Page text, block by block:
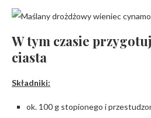
W tym czasie
ciasta
Składniki:
ok. 100 g stopionego i